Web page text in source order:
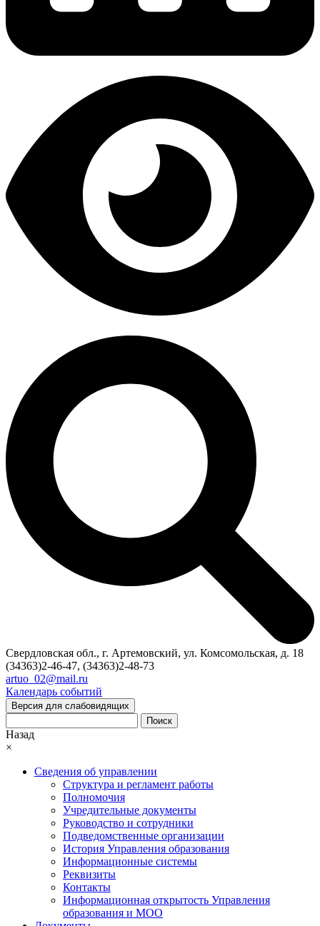
Свердловская обл., г. Артемовский, ул. Комсомольская, д. 18
(34363)2-46-47, (34363)2-48-73
artuo_02@mail.ru
Календарь событий
Версия для слабовидящих
Поиск
Назад
×
Сведения об управлении
Структура и регламент работы
Полномочия
Учредительные документы
Руководство и сотрудники
Подведомственные организации
История Управления образования
Информационные системы
Реквизиты
Контакты
Информационная открытость Управления
образования и МОО